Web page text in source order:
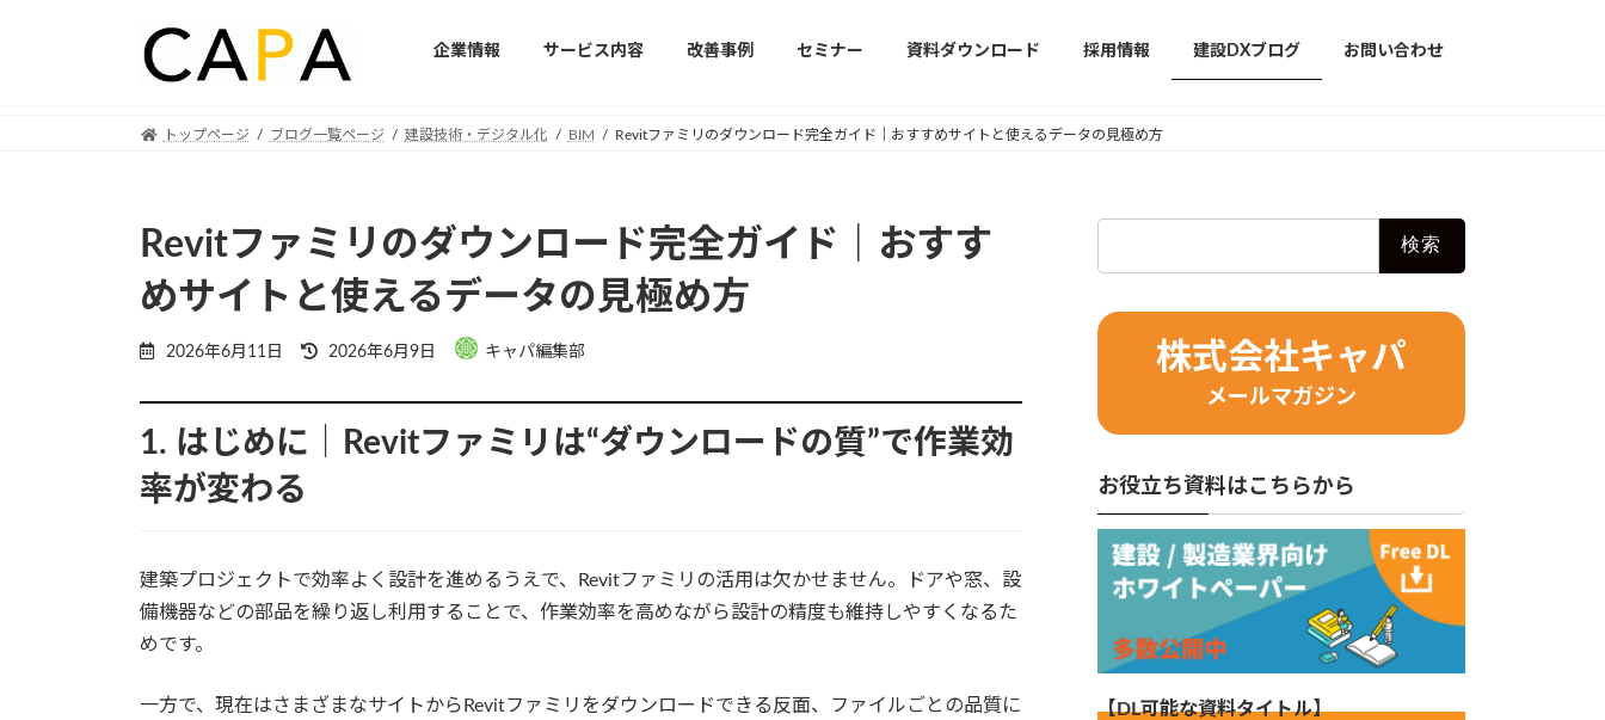
企業情報 サービス内容 改善事例 セミナー 資料ダウンロード 採用情報 建設DXブログ お問い合わせ
トップページ ブログ一覧ページ 建設技術・デジタル化 BIM Revitファミリのダウンロード完全ガイド｜おすすめサイトと使えるデータの見極め方
Revitファミリのダウンロード完全ガイド｜おすす
めサイトと使えるデータの見極め方
2026年6月11日
Last
updated
2026年6月9日 キャパ編集部
1. はじめに｜Revitファミリは“ダウンロードの質”で作業効
率が変わる
建築プロジェクトで効率よく設計を進めるうえで、Revitファミリの活用は欠かせません。ドアや窓、設
備機器などの部品を繰り返し利用することで、作業効率を高めながら設計の精度も維持しやすくなるた
めです。
一方で、現在はさまざまなサイトからRevitファミリをダウンロードできる反面、ファイルごとの品質に
株式会社キャパ
メールマガジン
お役立ち資料はこちらから
【DL可能な資料タイトル】